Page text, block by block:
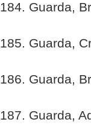
184. Guarda,
185. Guarda,
186. Guarda,
187. Guarda,